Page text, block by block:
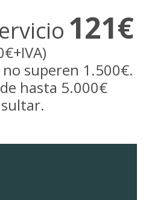
121€
superen 1.500€.
hasta 5.000€